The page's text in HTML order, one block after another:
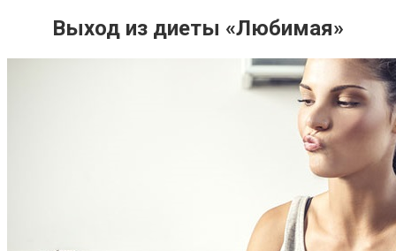
Выход из диеты «Любимая»